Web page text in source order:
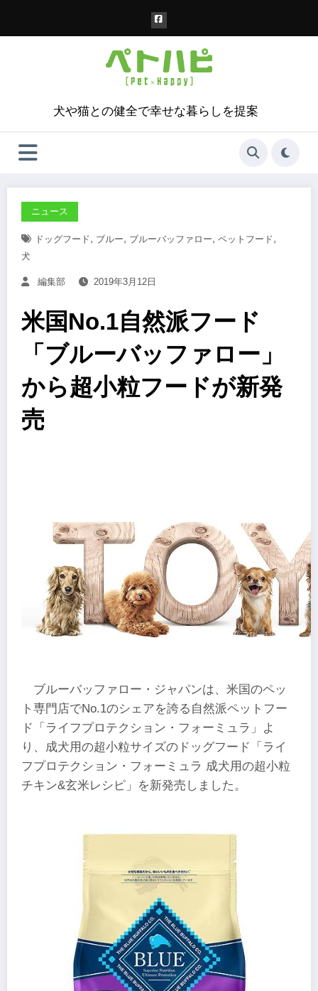
犬や猫との健全で幸せな暮らしを提案
ニュース
ドッグフード, ブルー, ブルーバッファロー, ペットフード,
犬
編集部 2019年3月12日
米国No.1自然派フード
「ブルーバッファロー」
から超小粒フードが新発
売
ブルーバッファロー・ジャパンは、米国のペッ
ト専門店でNo.1のシェアを誇る自然派ペットフー
ド「ライフプロテクション・フォーミュラ」よ
り、成犬用の超小粒サイズのドッグフード「ライ
フプロテクション・フォーミュラ 成犬用の超小粒
チキン&玄米レシピ」を新発売しました。